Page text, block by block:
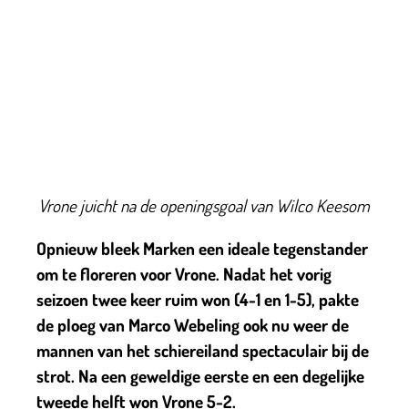
Vrone juicht na de openingsgoal van Wilco Keesom
Opnieuw bleek Marken een ideale tegenstander
om te floreren voor Vrone. Nadat het vorig
seizoen twee keer ruim won (4-1 en 1-5), pakte
de ploeg van Marco Webeling ook nu weer de
mannen van het schiereiland spectaculair bij de
strot. Na een geweldige eerste en een degelijke
tweede helft won Vrone 5-2.